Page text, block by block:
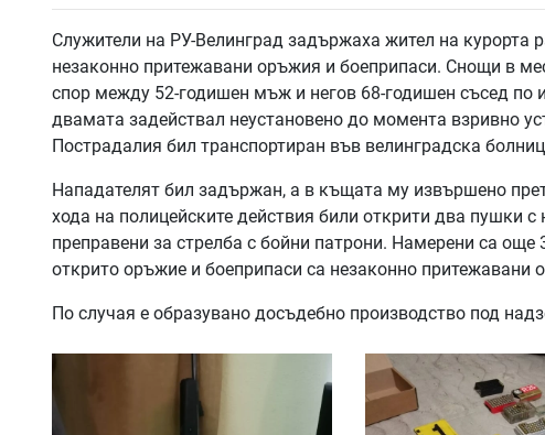
Служители на РУ-Велинград задържаха жител на
незаконно притежавани оръжия и боеприпаси. Снощи в
спор между 52-годишен мъж и негов 68-годишен съсед по
двамата задействал неустановено до момента взривно
Пострадалия бил транспортиран във велинградска
Нападателят бил задържан, а в къщата му извършено
хода на полицейските действия били открити два пушки
преправени за стрелба с бойни патрони. Намерени са
открито оръжие и боеприпаси са незаконно притежавани
По случая е образувано досъдебно производство под